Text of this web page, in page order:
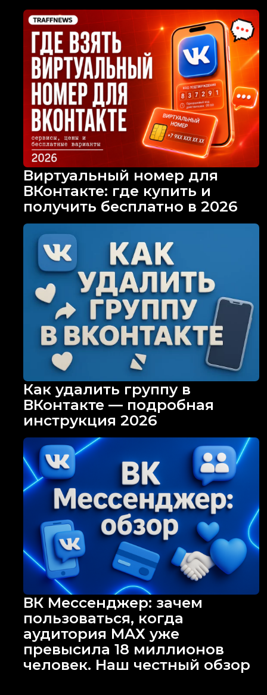
Виртуальный номер для
ВКонтакте: где купить и
получить бесплатно в 2026
Как удалить группу в
ВКонтакте — подробная
инструкция 2026
ВК Мессенджер: зачем
пользоваться, когда
аудитория MAХ уже
превысила 18 миллионов
человек. Наш честный обзор